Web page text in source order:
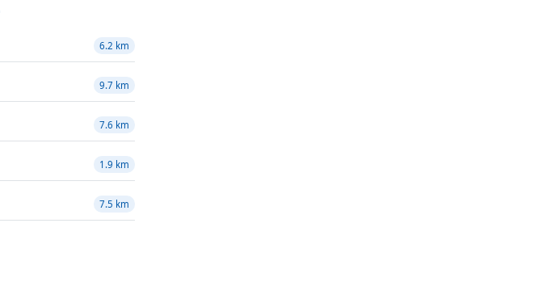
6.2 km
9.7 km
7.6 km
1.9 km
7.5 km